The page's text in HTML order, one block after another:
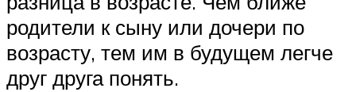
родители к сыну или дочери по
возрасту, тем им в будущем легче
друг друга понять.